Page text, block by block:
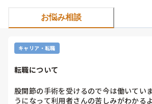
お悩み相談
キャリア・転職
転職について
股関節の手術を受けるので今は働いてい
うになって利用者さんの苦しみがわかる